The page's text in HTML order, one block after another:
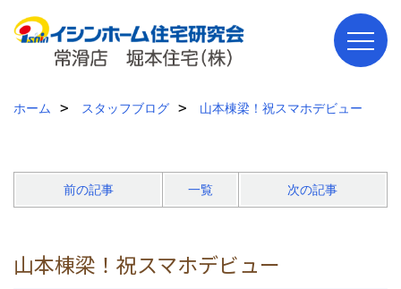
ホーム スタッフブログ 山本棟梁！祝スマホデビュー
前の記事 一覧 次の記事
山本棟梁！祝スマホデビュー